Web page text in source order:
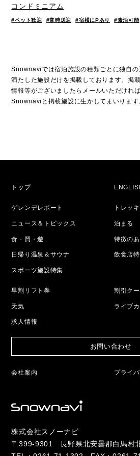
コンドミニアム
#ペット歓迎 #常時送迎 #宿横にPあり #素泊可能
Snownaviでは宿泊施設の種類ごとに独自
満たした施設だけを掲載しております。掲
情報等がございましたらメールいただけれ
Snownaviと掲載施設に生かしてまいります
トップ
ゲレンデレポート トレッ
ニュース＆トピックス 泊まる
食・買・遊 特徴の
日帰り温泉＆サウナ 飲食店
スポーツ施設特集
早割リフト券 割引ク
天気 ライブ
求人情報
お問い合わせ
会社案内 プライ
株式会社スノーナビ
〒399-9301 長野県北安曇郡白馬村